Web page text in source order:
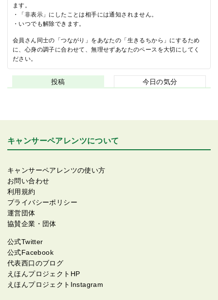
ます。
・「非表示」にしたことは相手には通知されません。
・いつでも解除できます。
会員さん同士の「つながり」をあなたの「生きるちから」にするため
に、心身の調子に合わせて、無理せずあなたのペースを大切にしてく
ださい。
投稿 今日の気分
キャンサーペアレンツについて
キャンサーペアレンツの使い方
お問い合わせ
利用規約
プライバシーポリシー
運営団体
協賛企業・団体
公式Twitter
公式Facebook
代表西口のブログ
えほんプロジェクトHP
えほんプロジェクトInstagram